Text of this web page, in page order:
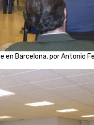
en Barcelona, por Antonio